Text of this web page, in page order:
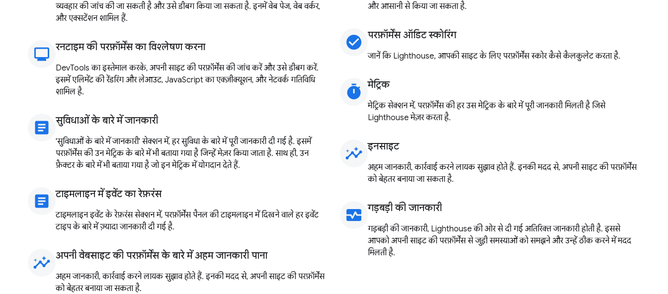
व्यवहार की जांच की जा सकती है और उसे डीबग किया जा सकता है. इनमें वेब पेज, वेब वर्कर,
और एक्सटेंशन शामिल हैं.
monitoring
रनटाइम की परफ़ॉर्मेंस का विश्लेषण करना
DevTools का इस्तेमाल करके, अपनी साइट की परफ़ॉर्मेंस की जांच करें और उसे डीबग करें.
इसमें एलिमेंट की रेंडरिंग और लेआउट, JavaScript का एक्ज़ीक्यूशन, और नेटवर्क गतिविधि
शामिल है.
article सुविधाओं के बारे में जानकारी
'सुविधाओं के बारे में जानकारी' सेक्शन में, हर सुविधा के बारे में पूरी जानकारी दी गई है. इसमें
परफ़ॉर्मेंस की उन मेट्रिक के बारे में भी बताया गया है जिन्हें मेज़र किया जाता है. साथ ही, उन
फ़ैक्टर के बारे में भी बताया गया है जो इन मेट्रिक में योगदान देते हैं.
article टाइमलाइन में इवेंट का रेफ़रंस
टाइमलाइन इवेंट के रेफ़रंस सेक्शन में, परफ़ॉर्मेंस पैनल की टाइमलाइन में दिखने वाले हर इवेंट
टाइप के बारे में ज़्यादा जानकारी दी गई है.
insights अपनी वेबसाइट की परफ़ॉर्मेंस के बारे में अहम जानकारी पाना
अहम जानकारी, कार्रवाई करने लायक सुझाव होते हैं. इनकी मदद से, अपनी साइट की परफ़ॉर्मेंस
को बेहतर बनाया जा सकता है.
और आसानी से किया जा सकता है.
check_circle परफ़ॉर्मेंस ऑडिट स्कोरिंग
जानें कि Lighthouse, आपकी साइट के लिए परफ़ॉर्मेंस स्कोर कैसे कैलकुलेट करता है.
timer मेट्रिक
मेट्रिक सेक्शन में, परफ़ॉर्मेंस की हर उस मेट्रिक के बारे में पूरी जानकारी मिलती है जिसे
Lighthouse मेज़र करता है.
insights इनसाइट
अहम जानकारी, कार्रवाई करने लायक सुझाव होते हैं. इनकी मदद से, अपनी साइट की परफ़ॉर्मेंस
को बेहतर बनाया जा सकता है.
monitor_heart गड़बड़ी की जानकारी
गड़बड़ी की जानकारी, Lighthouse की ओर से दी गई अतिरिक्त जानकारी होती है. इससे
आपको अपनी साइट की परफ़ॉर्मेंस से जुड़ी समस्याओं को समझने और उन्हें ठीक करने में मदद
मिलती है.